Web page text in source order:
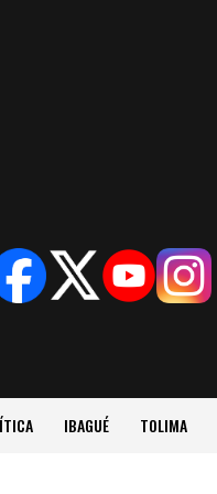
IBAGUÉ TOLIMA